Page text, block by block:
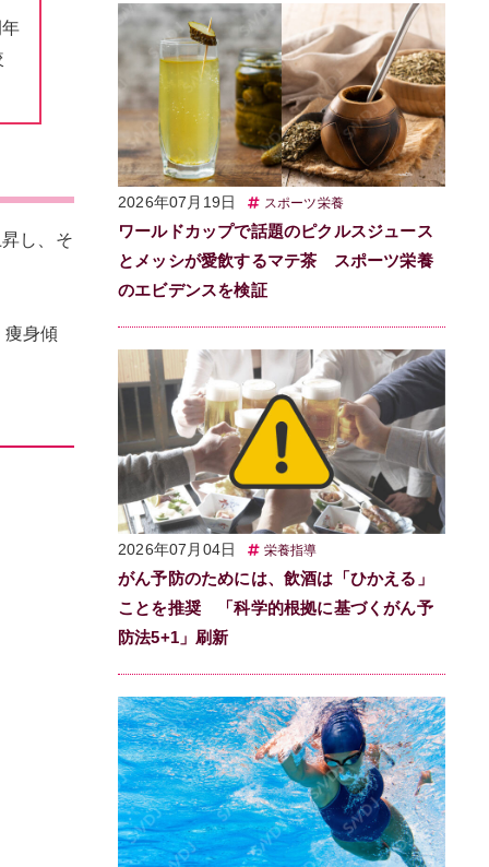
し、そ
身傾
2026年07月19日 スポーツ栄養
ワールドカップで話題のピクルスジュース
とメッシが愛飲するマテ茶 スポーツ栄養
のエビデンスを検証
2026年07月04日 栄養指導
がん予防のためには、飲酒は「ひかえる」
ことを推奨 「科学的根拠に基づくがん予
防法5+1」刷新